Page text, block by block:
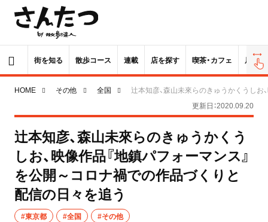
街を知る 散歩コース 連載 店を探す 喫茶・カフェ 居酒屋
HOME その他 全国
辻󠄀本知彦、森山未來らのきゅうかくうし
更新日：2020.09.20
辻󠄀本知彦、森山未來らのきゅうかくう
しお、映像作品『地鎮パフォーマンス』
を公開～コロナ禍での作品づくりと
配信の日々を追う
#東京都 #全国 #その他